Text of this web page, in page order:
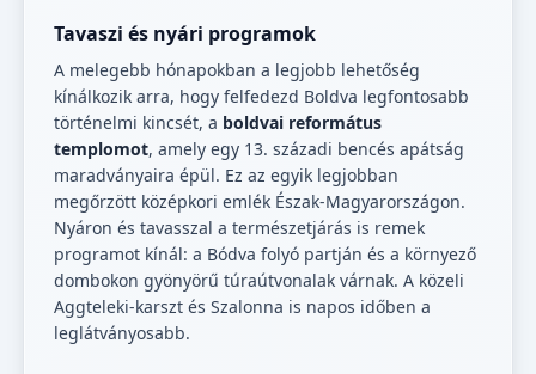
Tavaszi és nyári programok
A melegebb hónapokban a legjobb lehetőség
kínálkozik arra, hogy felfedezd Boldva legfontosabb
történelmi kincsét, a boldvai református
templomot, amely egy 13. századi bencés apátság
maradványaira épül. Ez az egyik legjobban
megőrzött középkori emlék Észak-Magyarországon.
Nyáron és tavasszal a természetjárás is remek
programot kínál: a Bódva folyó partján és a környező
dombokon gyönyörű túraútvonalak várnak. A közeli
Aggteleki-karszt és Szalonna is napos időben a
leglátványosabb.